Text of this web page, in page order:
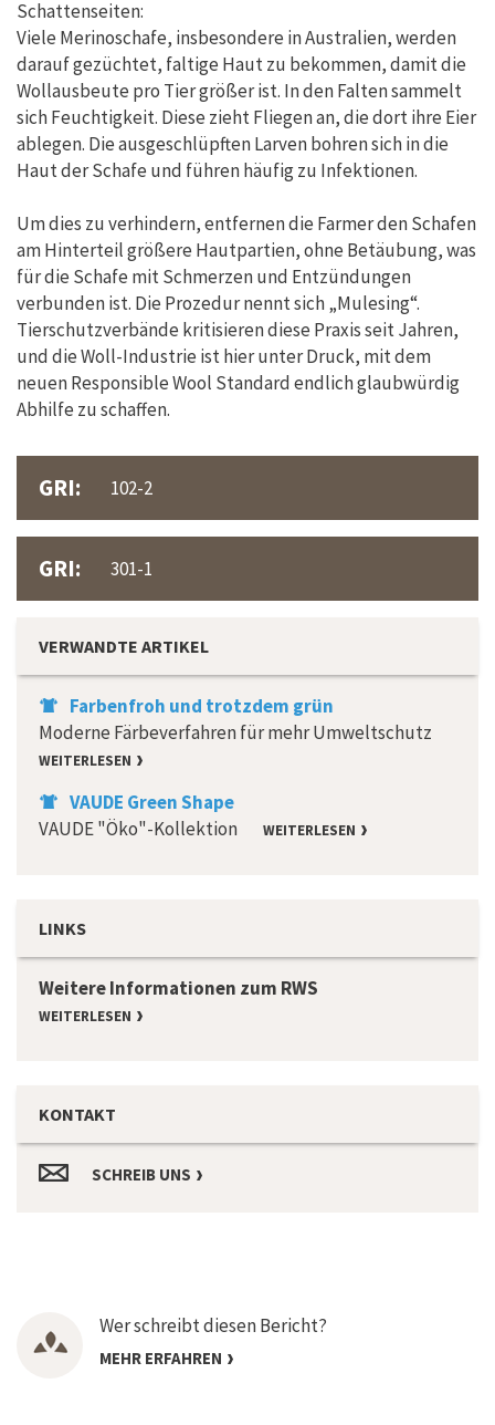
Schattenseiten:
Viele Merinoschafe, insbesondere in Australien, werden
darauf gezüchtet, faltige Haut zu bekommen, damit die
Wollausbeute pro Tier größer ist. In den Falten sammelt
sich Feuchtigkeit. Diese zieht Fliegen an, die dort ihre Eier
ablegen. Die ausgeschlüpften Larven bohren sich in die
Haut der Schafe und führen häufig zu Infektionen.
Um dies zu verhindern, entfernen die Farmer den Schafen
am Hinterteil größere Hautpartien, ohne Betäubung, was
für die Schafe mit Schmerzen und Entzündungen
verbunden ist. Die Prozedur nennt sich „Mulesing“.
Tierschutzverbände kritisieren diese Praxis seit Jahren,
und die Woll-Industrie ist hier unter Druck, mit dem
neuen Responsible Wool Standard endlich glaubwürdig
Abhilfe zu schaffen.
GRI: 102-2
GRI: 301-1
VERWANDTE ARTIKEL
Farbenfroh und trotzdem grün
Moderne Färbeverfahren für mehr Umweltschutz
WEITERLESEN
VAUDE Green Shape
VAUDE "Öko"-Kollektion
WEITERLESEN
LINKS
Weitere Informationen zum RWS
WEITERLESEN
KONTAKT
SCHREIB UNS
Wer schreibt diesen Bericht?
MEHR ERFAHREN